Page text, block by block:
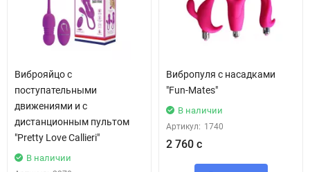
Виброяйцо с
поступательными
движениями и с
дистанционным пультом
"Pretty Love Callieri"
В наличии
Вибропуля с насадками
"Fun-Mates"
В наличии
Артикул: 1740
2 760 с